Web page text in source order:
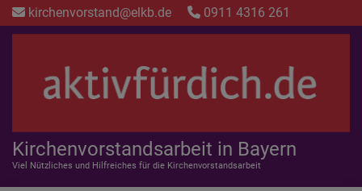
Direkt
zum
kirchenvorstand@elkb.de 0911 4316 261
Kirchenvorstandsarbeit in Bayern
Viel Nützliches und Hilfreiches für die Kirchenvorstandsarbeit